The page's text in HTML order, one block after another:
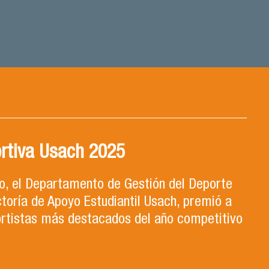
Usach 2025
el Departamento de Gestión del Deporte
de Apoyo Estudiantil Usach, premió a
más destacados del año competitivo
Territorio, capítulo 2
capítulo conoceremos el Proyecto Ludo
por el profesor Claudio Farías y
Pedagogía en Educación Física de la
Médicas de la Uni